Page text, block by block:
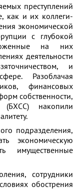
преступлений
как и их коллеги-
экономической
с глубокой
на них
деятельности
и
Разоблачая
финансовых
собственности,
(БХСС) накопили
подразделения,
экономическую
имущественные
сотрудники
обострения